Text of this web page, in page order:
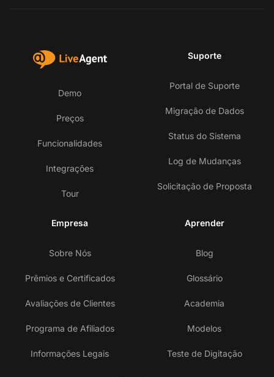
Demo
Preços
Funcionalidades
Integrações
Tour
Suporte
Portal de Suporte
Migração de Dados
Status do Sistema
Log de Mudanças
Solicitação de Proposta
Empresa
Sobre Nós
Prêmios e Certificados
Avaliações de Clientes
Programa de Afiliados
Informações Legais
Aprender
Blog
Glossário
Academia
Modelos
Teste de Digitação